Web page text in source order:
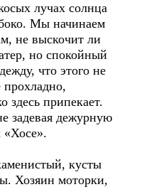
лучах солнца
Мы начинаем
не выскочит ли
но спокойный
что этого не
прохладно,
здесь припекает.
задевая дежурную
кусты
Хозяин моторки,